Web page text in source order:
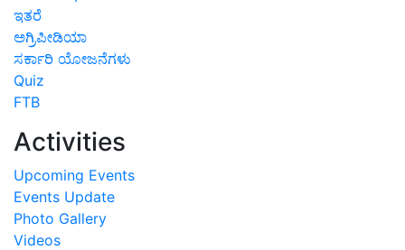
ಇತರೆ
ಅಗ್ರಿಪೀಡಿಯಾ
ಸರ್ಕಾರಿ ಯೋಜನೆಗಳು
Quiz
FTB
Activities
Upcoming Events
Events Update
Photo Gallery
Videos